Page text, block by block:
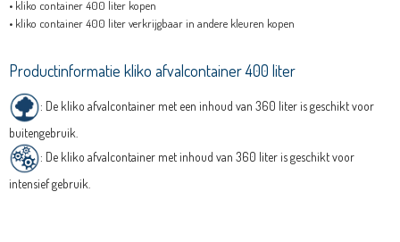
• kliko container 400 liter kopen
• kliko container 400 liter verkrijgbaar in andere kleuren kopen
Productinformatie kliko afvalcontainer 400 liter
: De kliko afvalcontainer met een inhoud van 360 liter is geschikt voor
buitengebruik.
: De kliko afvalcontainer met inhoud van 360 liter is geschikt voor
intensief gebruik.